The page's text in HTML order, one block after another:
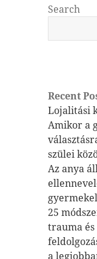
Search
Recent
Lojalitási
Amikor a
szülei
Az anya
25
trauma
a